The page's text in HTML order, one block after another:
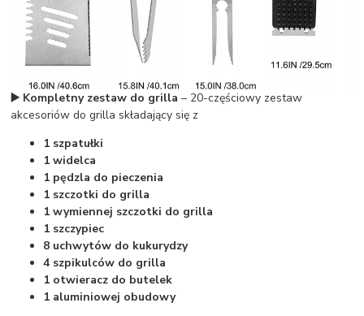
▶️ Kompletny zestaw do grilla – 20-częściowy zestaw
akcesoriów do grilla składający się z
1 szpatułki
1 widelca
1 pędzla do pieczenia
1 szczotki do grilla
1 wymiennej szczotki do grilla
1 szczypiec
8 uchwytów do kukurydzy
4 szpikulców do grilla
1 otwieracz do butelek
1 aluminiowej obudowy